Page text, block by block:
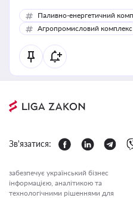
Паливно-енергетичний
Агропромисловий комплекс
Зв'язатися:
забезпечує український бізнес
інформацією, аналітикою та
технологічними рішеннями для